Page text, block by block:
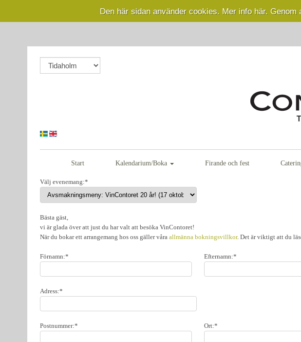
Den här sidan använder cookies. Mer info här. Genom
Start Kalendarium/Boka Firande och fest
Välj evenemang:*
Bästa gäst,
vi är glada över att just du har valt att besöka VinContoret!
När du bokar ett arrangemang hos oss gäller våra allmänna bokningsvillkor. Det är viktigt att du
Förnamn:* Efternamn:*
Adress:*
Postnummer:* Ort:*